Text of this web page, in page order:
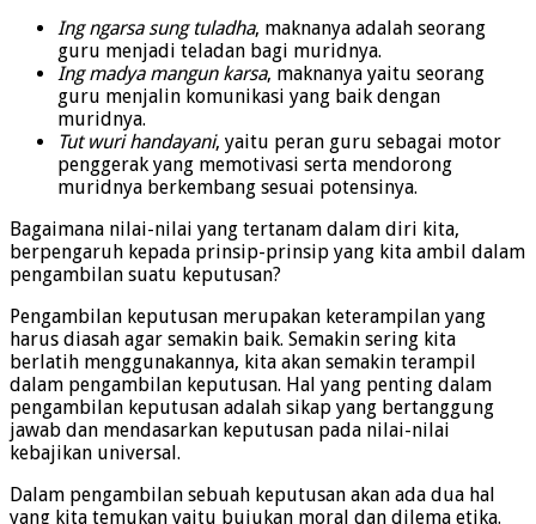
Ing ngarsa sung tuladha, maknanya adalah seorang
guru menjadi teladan bagi muridnya.
Ing madya mangun karsa, maknanya yaitu seorang
guru menjalin komunikasi yang baik dengan
muridnya.
Tut wuri handayani, yaitu peran guru sebagai motor
penggerak yang memotivasi serta mendorong
muridnya berkembang sesuai potensinya.
Bagaimana nilai-nilai yang tertanam dalam diri kita,
berpengaruh kepada prinsip-prinsip yang kita ambil dalam
pengambilan suatu keputusan?
Pengambilan keputusan merupakan keterampilan yang
harus diasah agar semakin baik. Semakin sering kita
berlatih menggunakannya, kita akan semakin terampil
dalam pengambilan keputusan. Hal yang penting dalam
pengambilan keputusan adalah sikap yang bertanggung
jawab dan mendasarkan keputusan pada nilai-nilai
kebajikan universal.
Dalam pengambilan sebuah keputusan akan ada dua hal
yang kita temukan yaitu bujukan moral dan dilema etika.